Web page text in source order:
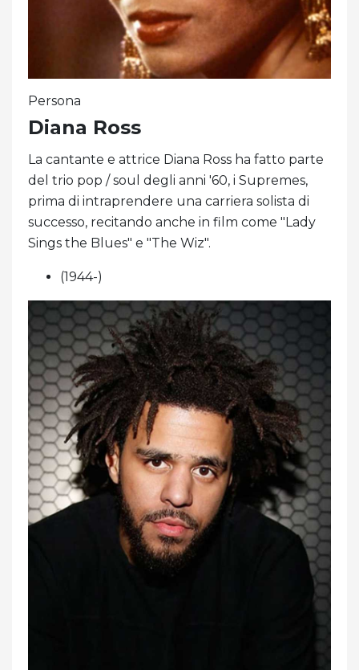
Persona
Diana Ross
La cantante e attrice Diana Ross ha fatto parte
del trio pop / soul degli anni '60, i Supremes,
prima di intraprendere una carriera solista di
successo, recitando anche in film come "Lady
Sings the Blues" e "The Wiz".
(1944-)